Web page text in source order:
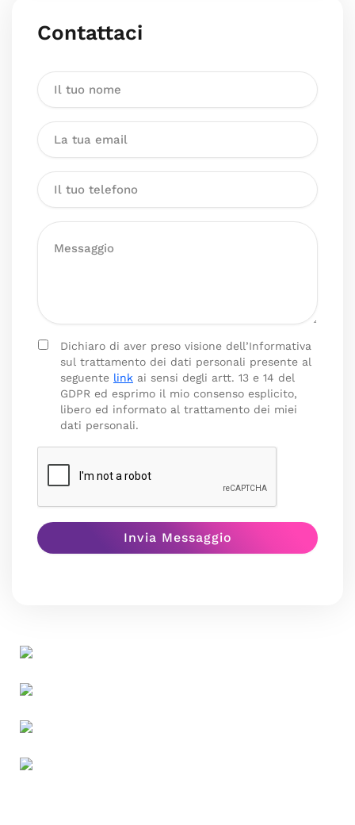
Contattaci
Dichiaro di aver preso visione dell’Informativa
sul trattamento dei dati personali presente al
seguente link ai sensi degli artt. 13 e 14 del
GDPR ed esprimo il mio consenso esplicito,
libero ed informato al trattamento dei miei
dati personali.